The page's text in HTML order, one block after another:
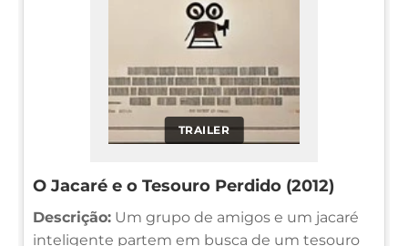
TRAILER
O Jacaré e o Tesouro Perdido (2012)
Descrição: Um grupo de amigos e um jacaré
inteligente partem em busca de um tesouro